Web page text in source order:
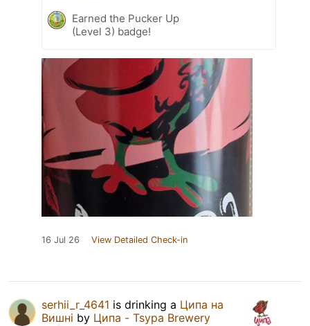
Earned the Pucker Up
(Level 3) badge!
16 Jul 26 View Detailed Check-in
serhii_r_4641 is drinking a Ципа на
Вишні by Ципа - Tsypa Brewery